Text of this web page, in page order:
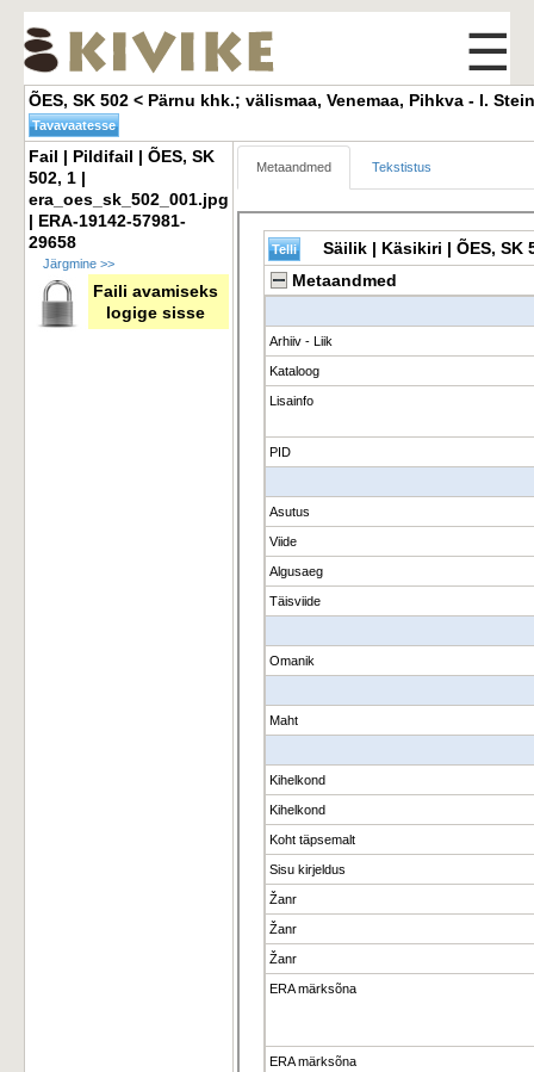
☰
ÕES, SK 502 < Pärnu khk.; välismaa, Venemaa, Pihkva - I.
Fail | Pildifail | ÕES, SK
502, 1 |
era_oes_sk_502_001.jpg
| ERA-19142-57981-
29658
Järgmine >>
Faili avamiseks
logige sisse
Metaandmed Tekstistus